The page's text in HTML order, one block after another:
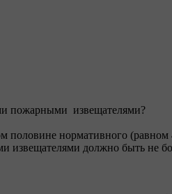
пожарными извещателями?
половине нормативного (равном
извещателями должно быть не